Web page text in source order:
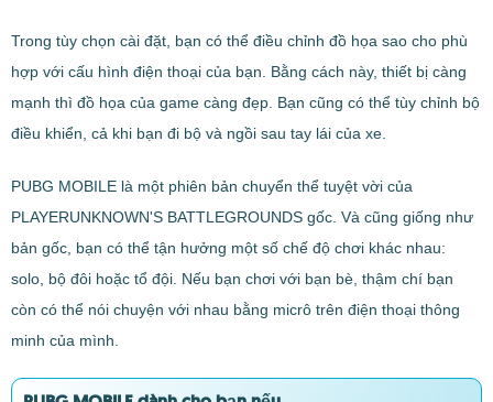
Trong tùy chọn cài đặt, bạn có thể điều chỉnh đồ họa sao cho phù
hợp với cấu hình điện thoại của bạn. Bằng cách này, thiết bị càng
mạnh thì đồ họa của game càng đẹp. Bạn cũng có thể tùy chỉnh bộ
điều khiển, cả khi bạn đi bộ và ngồi sau tay lái của xe.
PUBG MOBILE là một phiên bản chuyển thể tuyệt vời của
PLAYERUNKNOWN'S BATTLEGROUNDS gốc. Và cũng giống như
bản gốc, bạn có thể tận hưởng một số chế độ chơi khác nhau:
solo, bộ đôi hoặc tổ đội. Nếu bạn chơi với bạn bè, thậm chí bạn
còn có thể nói chuyện với nhau bằng micrô trên điện thoại thông
minh của mình.